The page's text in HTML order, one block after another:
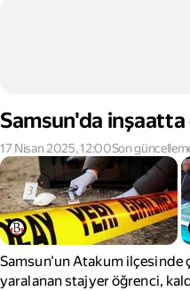
Samsun'da
17 Nisan 2025, 12:00Son
Samsun'un Atakum ilçesinde
yaralanan stajyer öğrenci,